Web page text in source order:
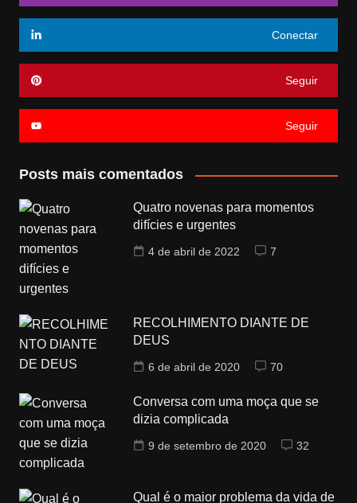
Conectar
Seguir
Seguir
Posts mais comentados
Quatro novenas para momentos
difícies e urgentes
4 de abril de 2022 7
RECOLHIMENTO DIANTE DE
DEUS
6 de abril de 2020 70
Conversa com uma moça que se
dizia complicada
9 de setembro de 2020 32
Qual é o maior problema da vida de